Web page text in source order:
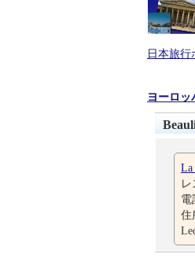
日本旅行
ヨーロッ
La
レ
電
住